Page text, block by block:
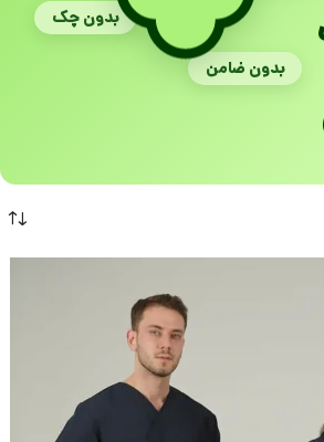
بدون چک
بدون ضامن